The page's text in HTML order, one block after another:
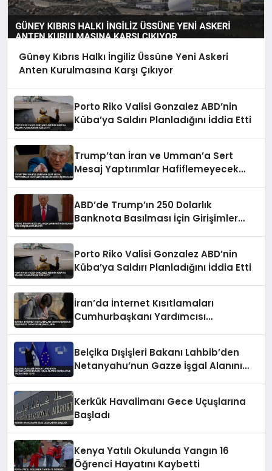
Güney Kıbrıs Halkı İngiliz Üssüne Yeni Askeri
Anten Kurulmasına Karşı Çıkıyor
Porto Riko Valisi Gonzalez ABD’nin
Küba’ya Saldırı Planladığını İddia Etti
Trump’tan İran ve Umman’a Sert
Mesaj Yaptırımlar Hafiflemeyecek
ABD’de Trump’ın 250 Dolarlık
Banknota Basılması İçin Girişimler
Porto Riko Valisi Gonzalez ABD’nin
Küba’ya Saldırı Planladığını İddia Etti
İran’da İnternet Kısıtlamaları
Cumhurbaşkanı Yardımcısı
Belçika Dışişleri Bakanı Lahbib’den
Netanyahu’nun Gazze İşgal Alanını
Kerkük Havalimanı Gece Uçuşlarına
Başladı
Kenya Yatılı Okulunda Yangın 16
Öğrenci Hayatını Kaybetti